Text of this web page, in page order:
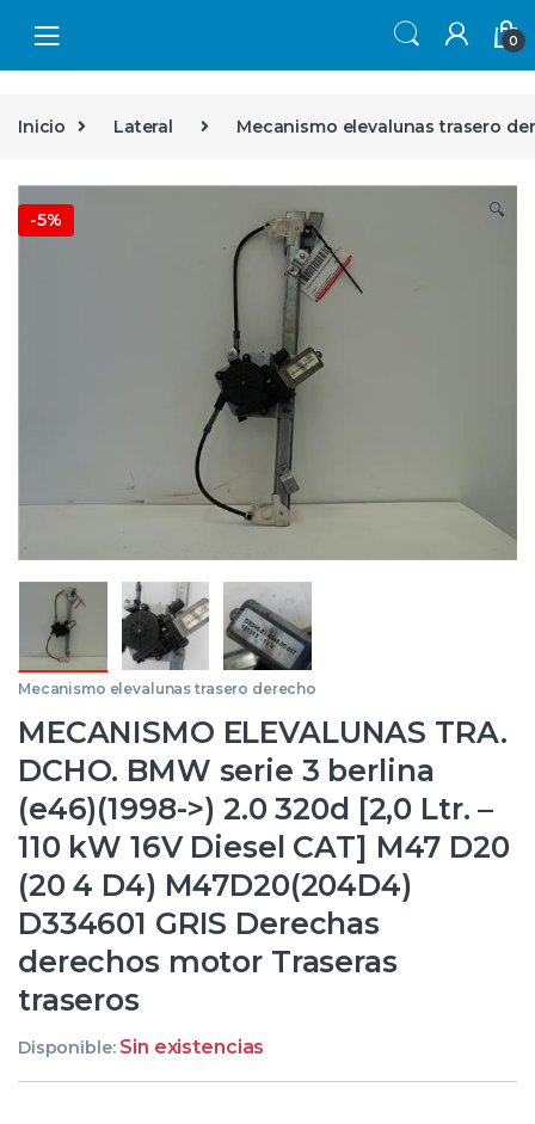
0
Inicio Lateral Mecanismo elevalunas trasero
-5% 🔍
Mecanismo elevalunas trasero derecho
MECANISMO ELEVALUNAS TRA.
DCHO. BMW serie 3 berlina
(e46)(1998->) 2.0 320d [2,0 Ltr. –
110 kW 16V Diesel CAT] M47 D20
(20 4 D4) M47D20(204D4)
D334601 GRIS Derechas
derechos motor Traseras
traseros
Disponible: Sin existencias